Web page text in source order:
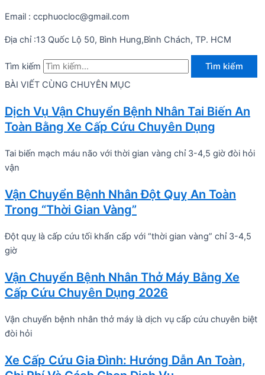
Email : ccphuocloc@gmail.com
Địa chỉ :13 Quốc Lộ 50, Bình Hung,Bình Chách, TP. HCM
Tìm kiếm
Tìm kiếm
BÀI VIẾT CÙNG CHUYÊN MỤC
Dịch Vụ Vận Chuyển Bệnh Nhân Tai Biến An
Toàn Bằng Xe Cấp Cứu Chuyên Dụng
Tai biến mạch máu não với thời gian vàng chỉ 3-4,5 giờ đòi hỏi
vận
Vận Chuyển Bệnh Nhân Đột Quỵ An Toàn
Trong “Thời Gian Vàng”
Đột quỵ là cấp cứu tối khẩn cấp với “thời gian vàng” chỉ 3-4,5
giờ
Vận Chuyển Bệnh Nhân Thở Máy Bằng Xe
Cấp Cứu Chuyên Dụng 2026
Vận chuyển bệnh nhân thở máy là dịch vụ cấp cứu chuyên biệt
đòi hỏi
Xe Cấp Cứu Gia Đình: Hướng Dẫn An Toàn,